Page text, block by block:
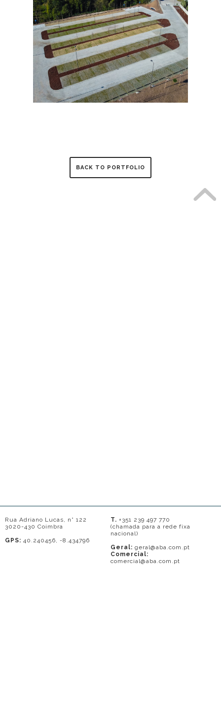
BACK TO PORTFOLIO
Rua Adriano Lucas, n° 122
3020-430 Coimbra
GPS: 40.240456, -8.434796
T. +351 239 497 770
(chamada para a rede fixa
nacional)
Geral: geral@aba.com.pt
Comercial:
comercial@aba.com.pt